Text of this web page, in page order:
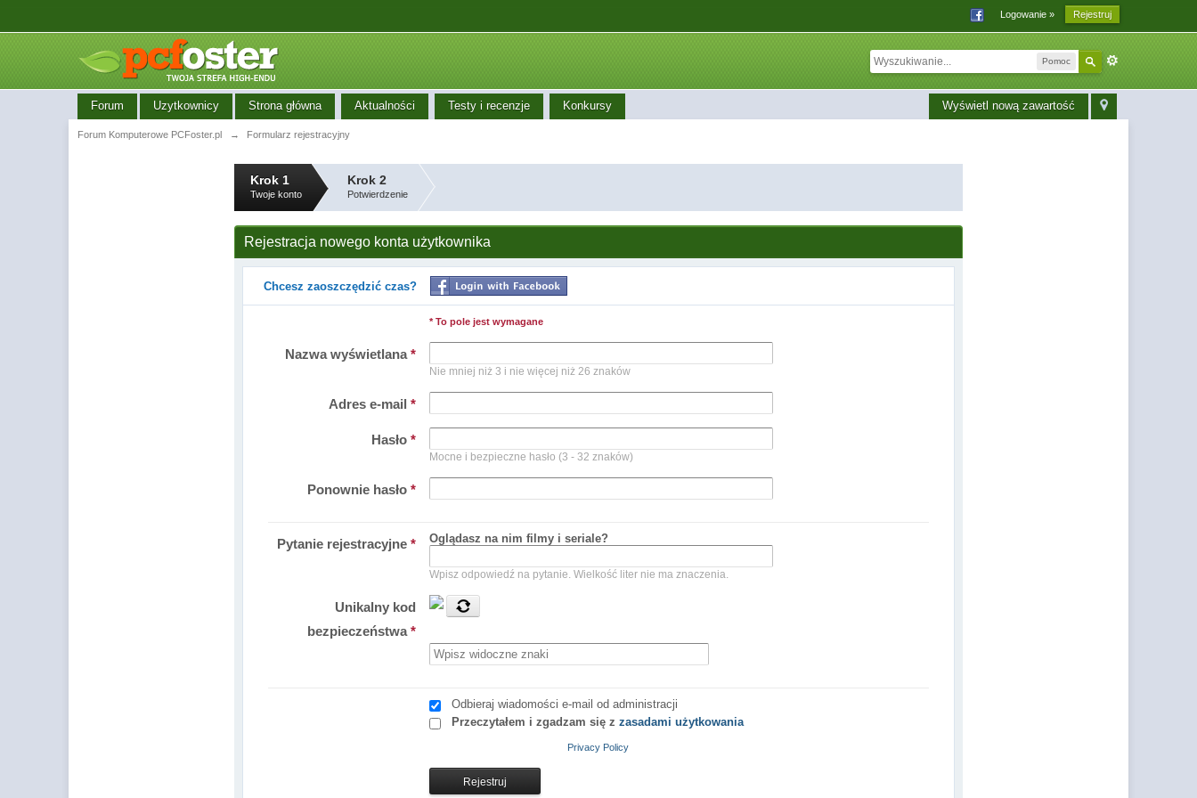
Logowanie » Rejestruj
Pomoc
Wyświetl nową zawartość
Strona główna Aktualności Testy i recenzje Konkursy
Forum Uzytkownicy
Forum Komputerowe PCFoster.pl → Formularz rejestracyjny
Krok 1
Twoje konto
Krok 2
Potwierdzenie
Rejestracja nowego konta użytkownika
Chcesz zaoszczędzić czas?
* To pole jest wymagane
Nazwa wyświetlana*
Nie mniej niż 3 i nie więcej niż 26 znaków
Adres e-mail *
Hasło *
Mocne i bezpieczne hasło (3 - 32 znaków)
Ponownie hasło *
Pytanie rejestracyjne * Oglądasz na nim filmy i seriale?
Wpisz odpowiedź na pytanie. Wielkość liter nie ma znaczenia.
Unikalny kod
bezpieczeństwa*
Odbieraj wiadomości e-mail od administracji
Przeczytałem i zgadzam się z zasadami użytkowania
Privacy Policy